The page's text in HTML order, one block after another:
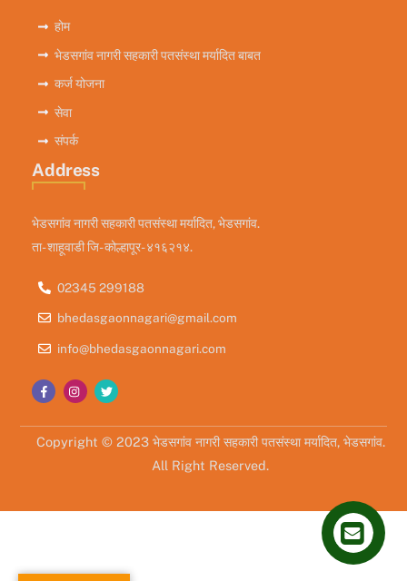
होम
भेडसगांव नागरी सहकारी पतसंस्था मर्यादित बाबत
कर्ज योजना
सेवा
संपर्क
Address
भेडसगांव नागरी सहकारी पतसंस्था मर्यादित, भेडसगांव.
ता- शाहूवाडी जि- कोल्हापूर- ४१६२१४.
02345 299188
bhedasgaonnagari@gmail.com
info@bhedasgaonnagari.com
Copyright © 2023 भेडसगांव नागरी सहकारी पतसंस्था मर्यादित, भेडसगांव.
All Right Reserved.